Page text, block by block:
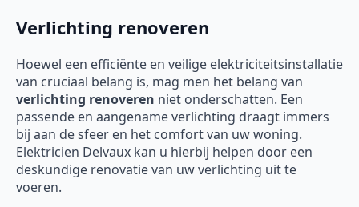
Verlichting renoveren
Hoewel een efficiënte en veilige elektriciteitsinstallatie
van cruciaal belang is, mag men het belang van
verlichting renoveren niet onderschatten. Een
passende en aangename verlichting draagt immers
bij aan de sfeer en het comfort van uw woning.
Elektricien Delvaux kan u hierbij helpen door een
deskundige renovatie van uw verlichting uit te
voeren.